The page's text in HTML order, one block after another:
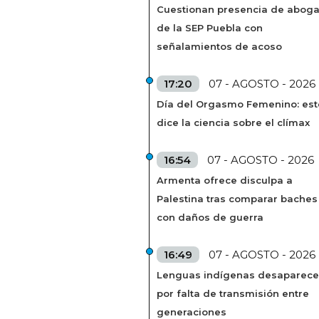
Cuestionan presencia de
de la SEP Puebla con
señalamientos de acoso
17:20 07 - AGOSTO - 2026
Día del Orgasmo Femenino:
dice la ciencia sobre el clímax
16:54 07 - AGOSTO - 2026
Armenta ofrece disculpa a
Palestina tras comparar baches
con daños de guerra
16:49 07 - AGOSTO - 2026
Lenguas indígenas
por falta de transmisión entre
generaciones